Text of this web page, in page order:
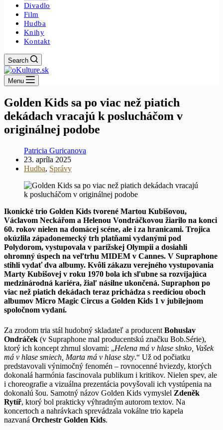
Divadlo
Film
Hudba
Knihy
Kontakt
Search
Menu
Golden Kids sa po viac než piatich
dekádach vracajú k poslucháčom v
originálnej podobe
Patricia Guricanova
23. apríla 2025
Hudba, Správy
Ikonické trio Golden Kids tvorené Martou Kubišovou,
Václavom Neckářom a Helenou Vondráčkovou žiarilo na konci
60. rokov nielen na domácej scéne, ale i za hranicami. Trojica
okúzlila západonemecký trh platňami vydanými pod
Polydorom, vystupovala v parížskej Olympii a dosiahli
ohromný úspech na veľtrhu MIDEM v Cannes. V Supraphone
stihli vydať dva albumy. Kvôli zákazu verejného vystupovania
Marty Kubišovej v roku 1970 bola ich sľubne sa rozvíjajúca
medzinárodná kariéra, žiaľ násilne ukončená. Supraphon po
viac než piatich dekádach teraz prichádza s reedíciou oboch
albumov Micro Magic Circus a Golden Kids 1 v jubilejnom
spoločnom vydaní.
Za zrodom tria stál hudobný skladateľ a producent Bohuslav
Ondráček (v Supraphone mal producentskú značku Bob.Série),
ktorý ich koncept zhrnul slovami: „Helena má v hlase slnko, Vašek
má v hlase smiech, Marta má v hlase slzy.“ Už od počiatku
predstavovali výnimočný fenomén – rovnocenné hviezdy, ktorých
dokonalá harmónia fascinovala publikum i kritikov. Nielen spev, ale
i choreografie a vizuálna prezentácia povyšovali ich vystúpenia na
dokonalú šou. Samotný názov Golden Kids vymyslel Zdeněk
Rytíř, ktorý bol prakticky výhradným autorom textov. Na
koncertoch a nahrávkach sprevádzala vokálne trio kapela
nazvaná Orchestr Golden Kids.